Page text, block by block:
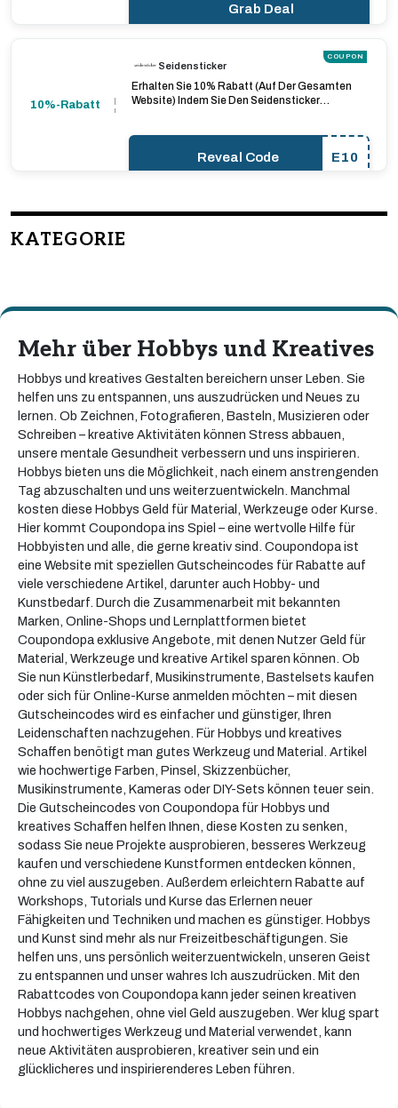
Grab Deal
10%-Rabatt
COUPON
Seidensticker
Erhalten Sie 10% Rabatt (Auf Der Gesamten
Website) Indem Sie Den Seidensticker
Reveal Code E10
KATEGORIE
Mehr über Hobbys und Kreatives
Hobbys und kreatives Gestalten bereichern unser Leben. Sie
helfen uns zu entspannen, uns auszudrücken und Neues zu
lernen. Ob Zeichnen, Fotografieren, Basteln, Musizieren oder
Schreiben – kreative Aktivitäten können Stress abbauen,
unsere mentale Gesundheit verbessern und uns inspirieren.
Hobbys bieten uns die Möglichkeit, nach einem anstrengenden
Tag abzuschalten und uns weiterzuentwickeln. Manchmal
kosten diese Hobbys Geld für Material, Werkzeuge oder Kurse.
Hier kommt Coupondopa ins Spiel – eine wertvolle Hilfe für
Hobbyisten und alle, die gerne kreativ sind. Coupondopa ist
eine Website mit speziellen Gutscheincodes für Rabatte auf
viele verschiedene Artikel, darunter auch Hobby- und
Kunstbedarf. Durch die Zusammenarbeit mit bekannten
Marken, Online-Shops und Lernplattformen bietet
Coupondopa exklusive Angebote, mit denen Nutzer Geld für
Material, Werkzeuge und kreative Artikel sparen können. Ob
Sie nun Künstlerbedarf, Musikinstrumente, Bastelsets kaufen
oder sich für Online-Kurse anmelden möchten – mit diesen
Gutscheincodes wird es einfacher und günstiger, Ihren
Leidenschaften nachzugehen. Für Hobbys und kreatives
Schaffen benötigt man gutes Werkzeug und Material. Artikel
wie hochwertige Farben, Pinsel, Skizzenbücher,
Musikinstrumente, Kameras oder DIY-Sets können teuer sein.
Die Gutscheincodes von Coupondopa für Hobbys und
kreatives Schaffen helfen Ihnen, diese Kosten zu senken,
sodass Sie neue Projekte ausprobieren, besseres Werkzeug
kaufen und verschiedene Kunstformen entdecken können,
ohne zu viel auszugeben. Außerdem erleichtern Rabatte auf
Workshops, Tutorials und Kurse das Erlernen neuer
Fähigkeiten und Techniken und machen es günstiger. Hobbys
und Kunst sind mehr als nur Freizeitbeschäftigungen. Sie
helfen uns, uns persönlich weiterzuentwickeln, unseren Geist
zu entspannen und unser wahres Ich auszudrücken. Mit den
Rabattcodes von Coupondopa kann jeder seinen kreativen
Hobbys nachgehen, ohne viel Geld auszugeben. Wer klug spart
und hochwertiges Werkzeug und Material verwendet, kann
neue Aktivitäten ausprobieren, kreativer sein und ein
glücklicheres und inspirierenderes Leben führen.